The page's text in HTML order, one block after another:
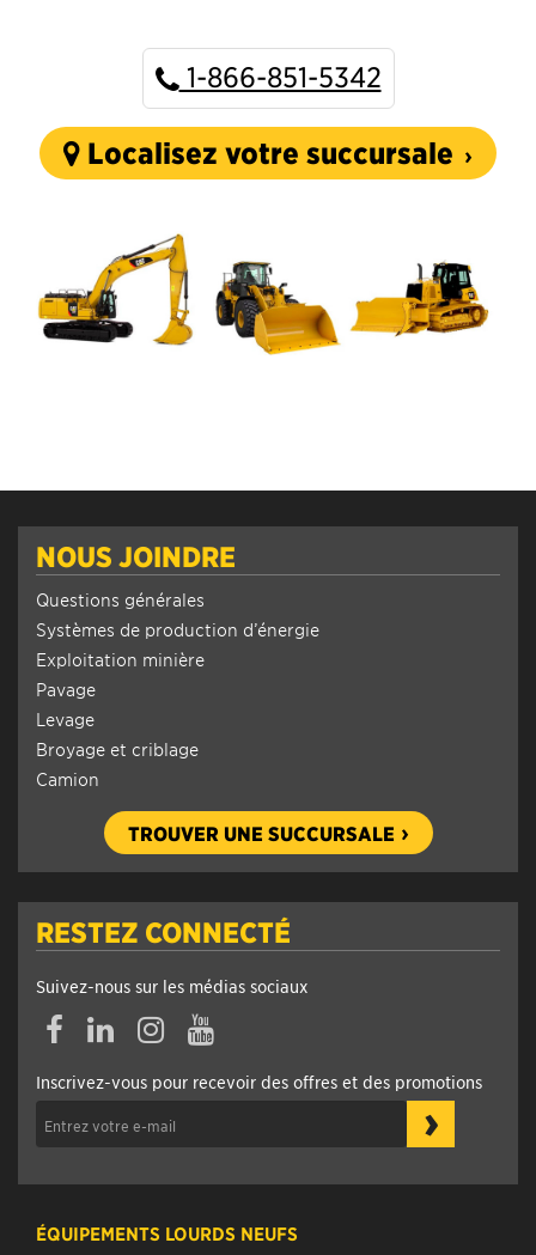
1-866-851-5342
Localisez votre succursale
NOUS JOINDRE
Questions générales
Systèmes de production d’énergie
Exploitation minière
Pavage
Levage
Broyage et criblage
Camion
TROUVER UNE SUCCURSALE
RESTEZ CONNECTÉ
Suivez-nous sur les médias sociaux
Inscrivez-vous pour recevoir des offres et des promotions
›
ÉQUIPEMENTS LOURDS NEUFS